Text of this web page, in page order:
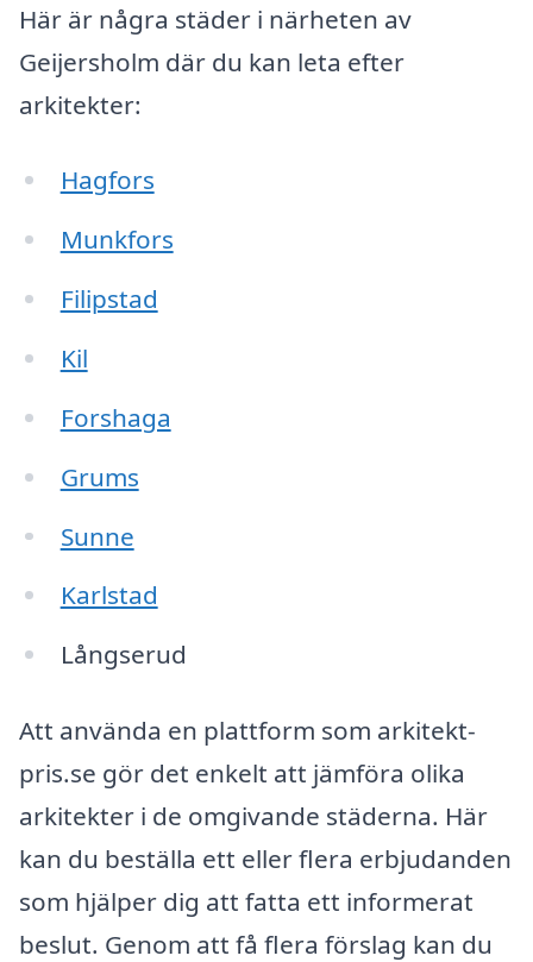
Här är några städer i närheten av
Geijersholm där du kan leta efter
arkitekter:
Hagfors
Munkfors
Filipstad
Kil
Forshaga
Grums
Sunne
Karlstad
Långserud
Att använda en plattform som arkitekt-
pris.se gör det enkelt att jämföra olika
arkitekter i de omgivande städerna. Här
kan du beställa ett eller flera erbjudanden
som hjälper dig att fatta ett informerat
beslut. Genom att få flera förslag kan du